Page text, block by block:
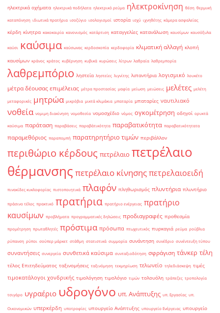
ηλεκτρικά οχήματα ηλεκτρικά ποδήλατα ηλεκτρικό ρεύμα ηλεκτροκίνηση θέση θερμική
καταπόνηση ιδιωτικά πρατήρια ισοζύγιο ισολογισμοί ιστορία ισχύ ιχνηθέτης κάμερα ασφαλείας
κέρδη κίνητρα κακοκαιρία κανονισμός κατάρτιση καταγγελίες κατανάλωση καυσίμων καυσόξυλα
καύσι καύσιμα καύσωνας κερδοσκοπία κερδοφορία κλιματική αλλαγή κλοπή
καυσίμων κράνος κράτος κυβέρνηση κυβικά κυρώσεις λίτρων λαθραία λαθρεμπορία
λαθρεμπόριο ληστεία ληστείες λιγνίτης λιπαντήρια λογισμικό λουκέτο
μέτρα δέουσας επιμέλειας μέτρα προστασίας μαφία μείωση μειώσεις μελέτες μελέτη
μεταφορικές μητρώα μικρόβια μικτά κλιμάκια μπαταρία μπαταρίες ναυτιλιακό
νοθεία νομιμη διακίνηση νομοθεσία νομοσχέδιο νόμος ογκομέτρηση οδηγοί ορυκτά
καύσιμα παράταση παραβάσεις παραβάτικότητα παραβατικότητα παραβατικότητατα
παραμεθόριος παραπομπή παρατηρητήριο τιμών περιβάλλον
περιθώριο κέρδους πετρέλαιο πετρέλαιο
θέρμανσης πετρέλαιο κίνησηςπετρελαιοειδή
πινακίδες κυκλοφορίας πιστοποιητικά πλαφόν πληθωρισμός πλυντήρια πλυντήριο
πράσινο τέλος πρακτικό πρατήρια πρατήριο ενέργειας πρατήριο
καυσίμων προβλήματα προγραμματικές δηλώσεις προδιαγραφές προθεσμία
προμέτρηση πρωταθλητές πρόστιμα πρόσωπα πτωχευτικός πυρκαγιά ρεύμα ρούβλια
ρύπανση ρύποι σούπερ μάρκετ στάθμη στατιστικά συμμορία συνάντηση συνέδριο συνέντευξη τύπου
συναντήσεις συνεργεία συνθετικά καύσιμα συνταξιοδότηση σφράγιση τάνκερ τέλη
τέλος Επιτηδεύματος ταξινομήσεις ταξινόμηση τεκμηρίωση τελωνείο τηλεδιάσκεψη τιμές
τιμοκατάλογοι χονδρικής τιμολόγηση τιμολόγιο τιμών τολουόλη τράπεζες τροπολογία
τσιγάρο υγραέριο υδρογόνο υπ. Ανάπτυξης υπ. Εργασίας υπ.
Οικονομικών υπερκέρδη υποτροφίες υπουργείο Ανάπτυξης υπουργείο Ενέργειας υπουργείο